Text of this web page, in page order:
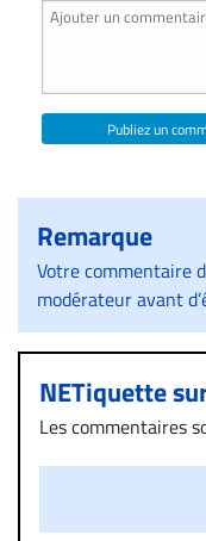
Publiez un
Remarque
Votre commentaire
modérateur avant
NETiquette
Les commentaires
diffamatoire. Si